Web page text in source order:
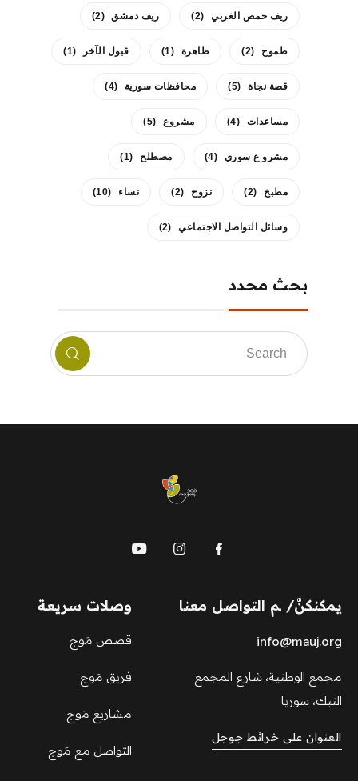
ريف حمص الغربي (2) ريف دمشق (2)
طموح (2) ظاهرة (1) قبول الآخر (1)
قصة نجاة (5) محافظات سورية (4)
مساعدات (4) مشروع (5)
مشرو ع سوري (4) مصطلح (1)
مطبخ (2) نزوح (2) نساء (10)
وسائل التواصل الاجتماعي (2)
بحث محدد
mauj
يمكنكنَّ/ ـم التواصل معنا
info@mauj.org
مجمع الوطنية، شارع المجمع
النبك، سوريا
العنوان على خرائط جوجل
وصلات سريعة
قصص مَوج
فريق مَوج
مشاريع مَوج
التواصل مع مَوج